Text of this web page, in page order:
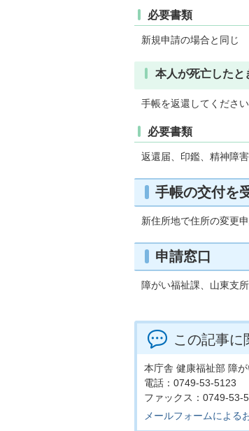
必要書類
新規申請の場合と同じ
本人が死亡したと
手帳を返還してください
必要書類
返還届、印鑑、精神障
手帳の交付を
新住所地で住所の変更
申請窓口
障がい福祉課、山東支
この記事に
本庁舎 健康福祉部 障
電話：0749-53-5123
ファックス：0749-53-
メールフォームによる